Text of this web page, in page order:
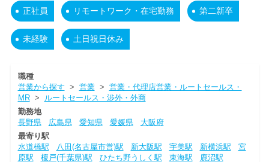
正社員 リモートワーク・在宅勤務 第二新卒
未経験 土日祝日休み
職種
営業から探す > 営業> 営業・代理店営業・ルートセールス・
MR> ルートセールス・渉外・外商
勤務地
長野県
広島県 愛知県 愛媛県
大阪府
最寄り駅
水道橋駅
八田(名古屋市営)駅 新大阪駅 宇美駅 新横浜駅
宮
原駅
榎戸(千葉県)駅 ひたち野うしく駅 東海駅
鹿沼駅